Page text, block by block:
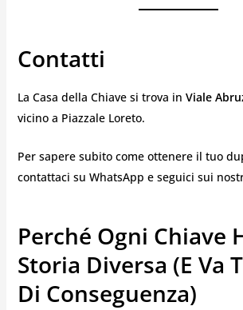
Contatti
La Casa della Chiave si trova in Viale
vicino a Piazzale Loreto.
Per sapere subito come ottenere il tuo
contattaci su WhatsApp e seguici sui
Perché Ogni Chiave
Storia Diversa (e Va
Di Conseguenza)